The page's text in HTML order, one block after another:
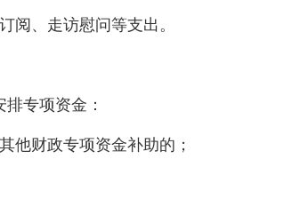
阅、走访慰问等支出。
专项资金：
他财政专项资金补助的；